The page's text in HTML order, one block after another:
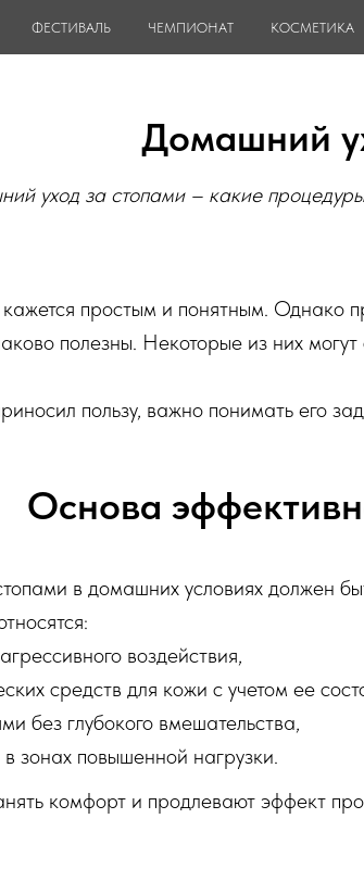
ФЕСТИВАЛЬ ЧЕМПИОНАТ КОСМЕТИКА
Домашний
уход за стопами – какие
простым и понятным. Однако
полезны. Некоторые из них
пользу, важно понимать его
Основа
в домашних условиях должен
воздействия,
средств для кожи с учетом ее
без глубокого вмешательства,
зонах повышенной нагрузки.
комфорт и продлевают эффект